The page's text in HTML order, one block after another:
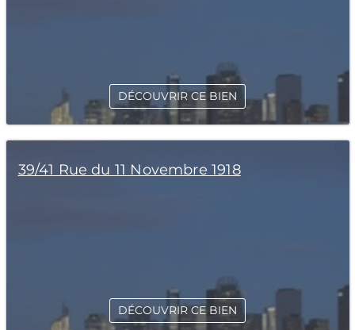
DÉCOUVRIR CE BIEN
39/41 Rue du 11 Novembre 1918
DÉCOUVRIR CE BIEN